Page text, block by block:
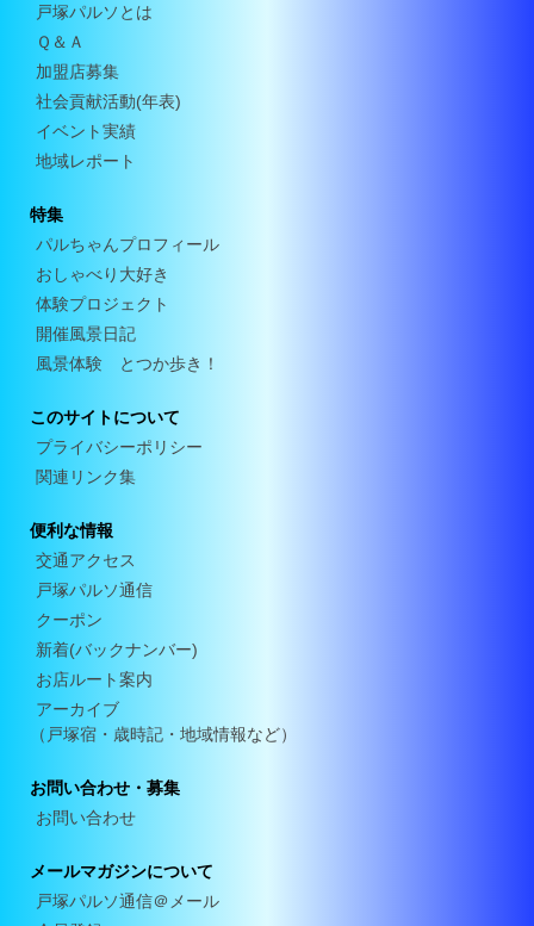
戸塚パルソとは
Ｑ＆Ａ
加盟店募集
社会貢献活動(年表)
イベント実績
地域レポート
特集
パルちゃんプロフィール
おしゃべり大好き
体験プロジェクト
開催風景日記
風景体験 とつか歩き！
このサイトについて
プライバシーポリシー
関連リンク集
便利な情報
交通アクセス
戸塚パルソ通信
クーポン
新着(バックナンバー)
お店ルート案内
アーカイブ
（戸塚宿・歳時記・地域情報など）
お問い合わせ・募集
お問い合わせ
メールマガジンについて
戸塚パルソ通信＠メール